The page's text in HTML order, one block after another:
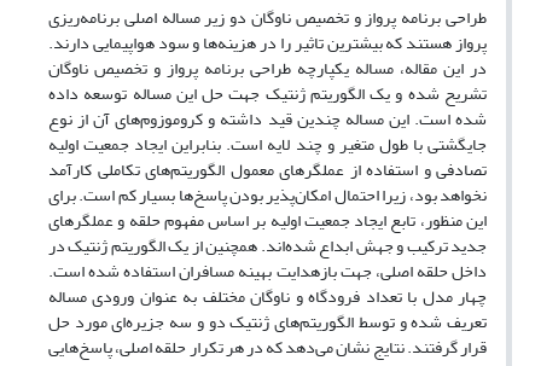
طراحی برنامه پرواز و تخصیص ناوگان دو زیر مساله اصلی برنامه‌ریزی
پرواز هستند که بیشترین تاثیر را در هزینه‌ها و سود هواپیمایی دارند.
در این مقاله، مساله یکپارچه طراحی برنامه پرواز و تخصیص ناوگان
تشریح شده و یک الگوریتم‌ ژنتیک جهت حل این مساله توسعه داده
شده است. این مساله چندین قید داشته و کروموزوم‌های آن از نوع
جایگشتی با طول متغیر و چند لایه است. بنابراین ایجاد جمعیت اولیه
تصادفی و استفاده از عملگرهای معمول الگوریتم‌های تکاملی کارآمد
نخواهد بود، زیرا احتمال امکان‌پذیر بودن پاسخ‌ها بسیار کم است. برای
این منظور، تابع ایجاد جمعیت اولیه بر اساس مفهوم حلقه و عملگرهای
جدید ترکیب و جهش ابداع شده‌اند. همچنین از یک الگوریتم ژنتیک در
داخل حلقه اصلی، جهت بازهدایت بهینه مسافران استفاده شده است.
چهار مدل‌ با تعداد فرودگاه و ناوگان مختلف به عنوان ورودی مساله
تعریف شده و توسط الگوریتم‌های ژنتیک دو و سه جزیره‌ای مورد حل
قرار گرفتند. نتایج نشان می‌دهد که در هر تکرار حلقه اصلی، پاسخ‌هایی